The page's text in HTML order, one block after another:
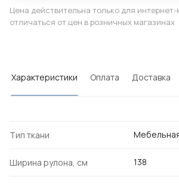
Цена действительна только для
отличаться от цен в розничных магазинах
Характеристики Оплата Доставка
Тип ткани
Ширина рулона, см 138